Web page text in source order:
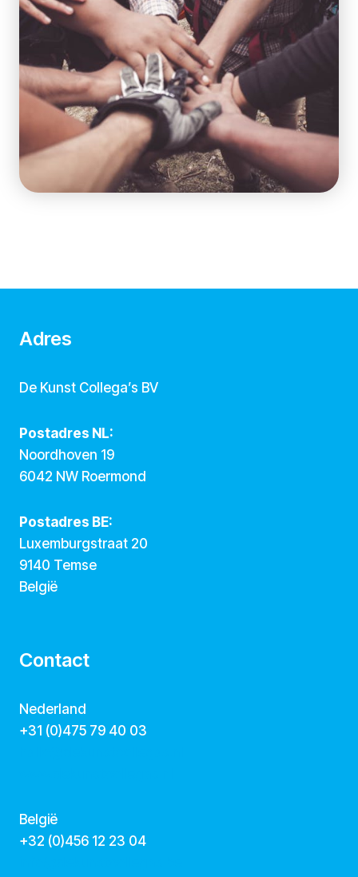
Adres
De Kunst Collega’s BV
Postadres NL:
Noordhoven 19
6042 NW Roermond
Postadres BE:
Luxemburgstraat 20
9140 Temse
België
Contact
Nederland
+31 (0)475 79 40 03
België
‭+32 (0)456 12 23 04‬